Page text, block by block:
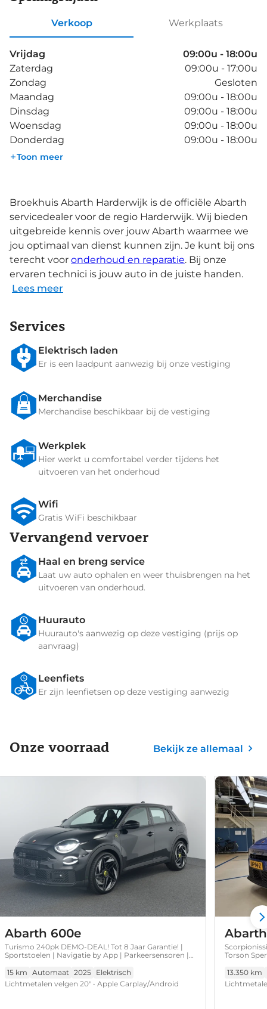
Verkoop Werkplaats
Vrijdag
09:00u - 18:00u
Zaterdag
09:00u - 17:00u
Zondag
Gesloten
Maandag
09:00u - 18:00u
Dinsdag
09:00u - 18:00u
Woensdag
09:00u - 18:00u
Donderdag
09:00u - 18:00u
Toon meer
Broekhuis Abarth Harderwijk is de officiële Abarth
servicedealer voor de regio Harderwijk. Wij bieden
uitgebreide kennis over jouw Abarth waarmee we
jou optimaal van dienst kunnen zijn. Je kunt bij ons
terecht voor onderhoud en reparatie. Bij onze
ervaren technici is jouw auto in de juiste handen.
Lees meer
Services
Elektrisch laden
Er is een laadpunt aanwezig bij onze vestiging
Merchandise
Merchandise beschikbaar bij de vestiging
Werkplek
Hier werkt u comfortabel verder tijdens het
uitvoeren van het onderhoud
Wifi
Gratis WiFi beschikbaar
Vervangend vervoer
Haal en breng service
Laat uw auto ophalen en weer thuisbrengen na het
uitvoeren van onderhoud.
Huurauto
Huurauto's aanwezig op deze vestiging (prijs op
aanvraag)
Leenfiets
Er zijn leenfietsen op deze vestiging aanwezig
Onze voorraad Bekijk ze allemaal
Abarth 600e
Turismo 240pk DEMO-DEAL! Tot 8 Jaar Garantie! |
Sportstoelen | Navigatie by App | Parkeersensoren |
15 km Automaat 2025 Elektrisch
Lichtmetalen velgen 20" • Apple Carplay/Android
Torson
Android
13.350 km